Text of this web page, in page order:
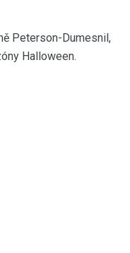
Peterson-Dumesnil,
Halloween.